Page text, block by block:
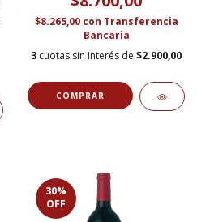
$8.265,00 con Transferencia
Bancaria
3 cuotas sin interés de $2.900,00
30%
OFF